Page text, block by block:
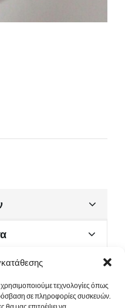
τεχνολογίες όπως
σε πληροφορίες συσκευών.